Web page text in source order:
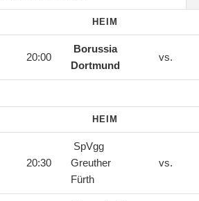
HEIM
20:00
Borussia
Dortmund
vs.
HEIM
20:30
SpVgg
Greuther
Fürth
vs.